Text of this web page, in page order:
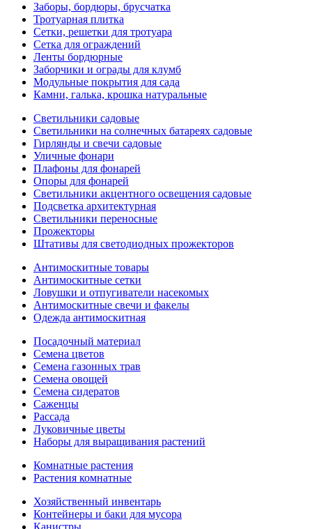
Заборы, бордюры, брусчатка
Тротуарная плитка
Сетки, решетки для тротуара
Сетка для ограждений
Ленты бордюрные
Заборчики и ограды для клумб
Модульные покрытия для сада
Камни, галька, крошка натуральные
Светильники садовые
Светильники на солнечных батареях садовые
Гирлянды и свечи садовые
Уличные фонари
Плафоны для фонарей
Опоры для фонарей
Светильники акцентного освещения садовые
Подсветка архитектурная
Светильники переносные
Прожекторы
Штативы для светодиодных прожекторов
Антимоскитные товары
Антимоскитные сетки
Ловушки и отпугиватели насекомых
Антимоскитные свечи и факелы
Одежда антимоскитная
Посадочный материал
Семена цветов
Семена газонных трав
Семена овощей
Семена сидератов
Саженцы
Рассада
Луковичные цветы
Наборы для выращивания растений
Комнатные растения
Растения комнатные
Хозяйственный инвентарь
Контейнеры и баки для мусора
Канистры